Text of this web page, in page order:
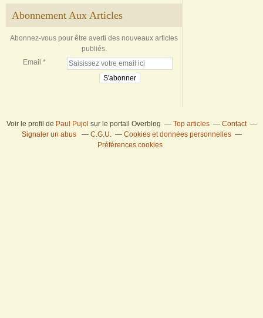
Abonnement Aux Articles
Abonnez-vous pour être averti des nouveaux articles
publiés.
Email
Voir le profil de Paul Pujol sur le portail Overblog Top articles
Contact
Signaler un abus
C.G.U.
Cookies et données personnelles
Préférences cookies